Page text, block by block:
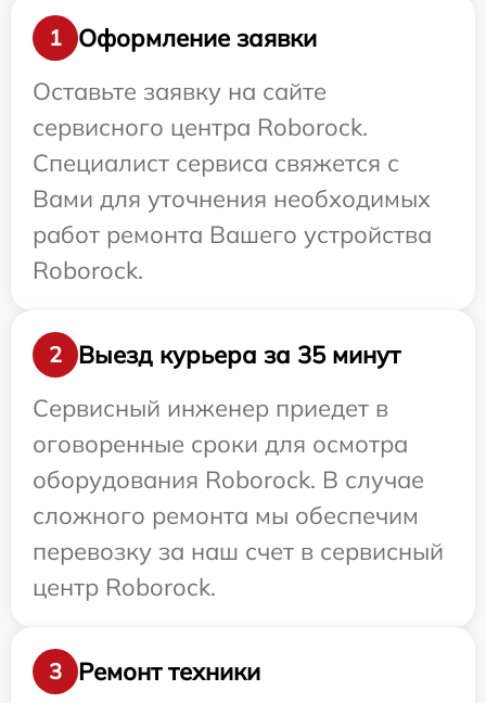
1
Оформление заявки
Оставьте заявку на сайте
сервисного центра Roborock.
Специалист сервиса свяжется с
Вами для уточнения необходимых
работ ремонта Вашего устройства
Roborock.
2
Выезд курьера за 35 минут
Сервисный инженер приедет в
оговоренные сроки для осмотра
оборудования Roborock. В случае
сложного ремонта мы обеспечим
перевозку за наш счет в сервисный
центр Roborock.
3
Ремонт техники